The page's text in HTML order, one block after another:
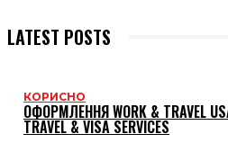
LATEST POSTS
КОРИСНО
ОФОРМЛЕННЯ WORK & TRAVEL
TRAVEL & VISA SERVICES